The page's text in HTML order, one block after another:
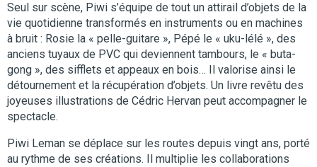
Seul sur scène, Piwi s’équipe de tout un attirail d’objets de la
vie quotidienne transformés en instruments ou en machines
à bruit : Rosie la « pelle-guitare », Pépé le « uku-lélé », des
anciens tuyaux de PVC qui deviennent tambours, le « buta-
gong », des sifflets et appeaux en bois… Il valorise ainsi le
détournement et la récupération d’objets. Un livre revêtu des
joyeuses illustrations de Cédric Hervan peut accompagner le
spectacle.
Piwi Leman se déplace sur les routes depuis vingt ans, porté
au rythme de ses créations. Il multiplie les collaborations